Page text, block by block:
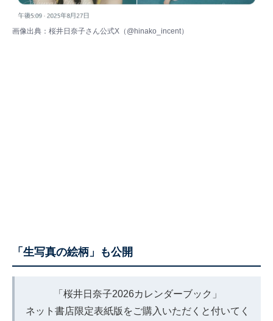
画像出典：桜井日奈子さん公式X（ @hinako_incent）
「生写真の絵柄」も公開
「桜井日奈子2026カレンダーブック」
ネット書店限定表紙版をご購入いただくと付いてく